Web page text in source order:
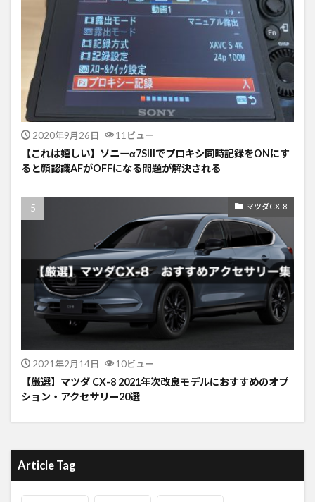
2020年9月26日 11ビュー
【これは嬉しい】ソニーα7SIIIでプロキシ同時記録をONにす
ると顔認識AFがOFFになる問題が解決される
マツダCX-8
2021年2月14日 10ビュー
【厳選】マツダ CX-8 2021年次改良モデルにおすすめのオプ
ション・アクセサリー20選
Article Tag